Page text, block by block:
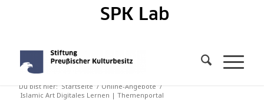
SPK Lab
Du bist hier: Startseite / Online-Angebote /
Islamic Art Digitales Lernen | Themenportal